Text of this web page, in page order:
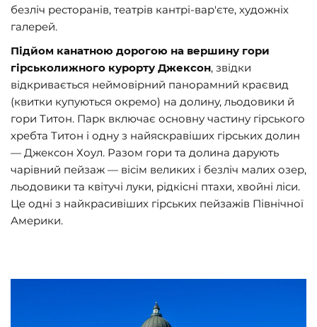
безліч ресторанів, театрів кантрі-вар'єте, художніх
галерей.
Підйом канатною дорогою на вершину гори
гірськолижного курорту Джексон, звідки
відкривається неймовірний панорамний краєвид
(квитки купуються окремо) на долину, льодовики й
гори Титон. Парк включає основну частину гірського
хребта Титон і одну з найяскравіших гірських долин
— Джексон Хоул. Разом гори та долина дарують
чарівний пейзаж — вісім великих і безліч малих озер,
льодовики та квітучі луки, рідкісні птахи, хвойні ліси.
Це одні з найкрасивіших гірських пейзажів Північної
Америки.